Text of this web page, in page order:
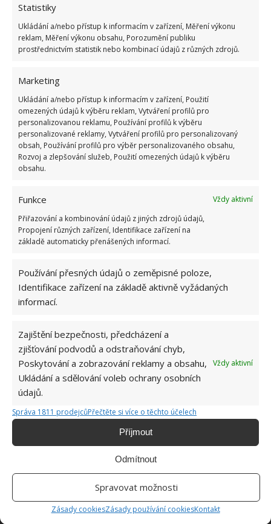
Statistiky
Ukládání a/nebo přístup k informacím v zařízení, Měření výkonu
reklam, Měření výkonu obsahu, Porozumění publiku
prostřednictvím statistik nebo kombinací údajů z různých zdrojů.
Marketing
Ukládání a/nebo přístup k informacím v zařízení, Použití
omezených údajů k výběru reklam, Vytváření profilů pro
personalizovanou reklamu, Používání profilů k výběru
personalizované reklamy, Vytváření profilů pro personalizovaný
obsah, Používání profilů pro výběr personalizovaného obsahu,
Rozvoj a zlepšování služeb, Použití omezených údajů k výběru
obsahu.
Funkce
Vždy aktivní
Přiřazování a kombinování údajů z jiných zdrojů údajů,
Propojení různých zařízení, Identifikace zařízení na
základě automaticky přenášených informací.
Používání přesných údajů o zeměpisné poloze,
Identifikace zařízení na základě aktivně vyžádaných
informací.
Zajištění bezpečnosti, předcházení a
zjišťování podvodů a odstraňování chyb,
Poskytování a zobrazování reklamy a obsahu,
Ukládání a sdělování voleb ochrany osobních
údajů.
Vždy aktivní
Správa 1811 prodejcůPřečtěte si více o těchto účelech
Příjmout
Odmítnout
Spravovat možnosti
Zásady cookiesZásady používání cookiesKontakt
čaje nebo kávy do půdy.
Fotografie: Pixabay
Hana Musilová
Do redakce Bydlimeutulne.cz se
přidala během svých studií a práce
autorovi]
SOUVISEJÍCÍ ČLÁNKY